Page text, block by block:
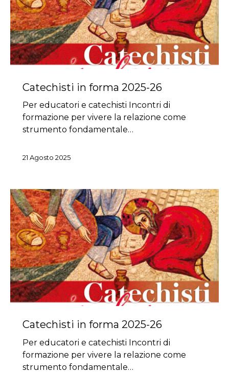
Catechisti in forma 2025-26
Per educatori e catechisti Incontri di
formazione per vivere la relazione come
strumento fondamentale…
21 Agosto 2025
Catechisti in forma 2025-26
Per educatori e catechisti Incontri di
formazione per vivere la relazione come
strumento fondamentale…